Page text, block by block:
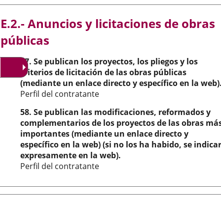
aplicación
aplicación
E.2.- Anuncios y licitaciones de obras
públicas
57. Se publican los proyectos, los pliegos y los
criterios de licitación de las obras públicas
(mediante un enlace directo y específico en la
Perfil del contratante
58. Se publican las modificaciones, reformados y
complementarios de los proyectos de las obras
importantes (mediante un enlace directo y
específico en la web) (si no los ha habido, se
expresamente en la web).
Perfil del contratante